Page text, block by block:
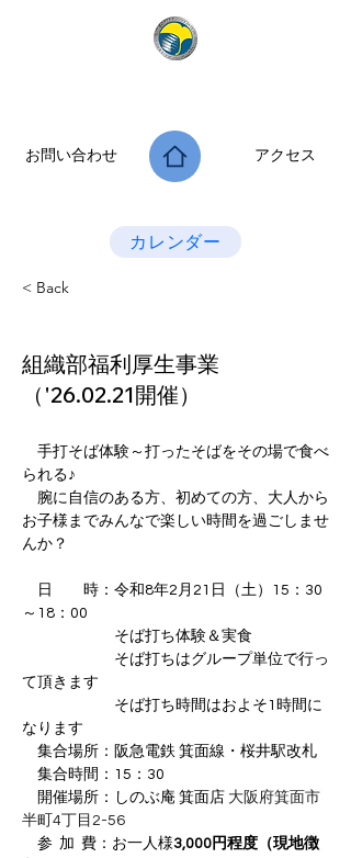
お問い合わせ アクセス
カレンダー
< Back
組織部福利厚生事業
（'26.02.21開催）
手打そば体験～打ったそばをその場で食べ
られる♪
腕に自信のある方、初めての方、大人から
お子様までみんなで楽しい時間を過ごしませ
んか？
日　　時：令和8年2月21日（土）15：30
～18：00
そば打ち体験＆実食
そば打ちはグループ単位で行っ
て頂きます
そば打ち時間はおよそ1時間に
なります
集合場所：阪急電鉄 箕面線・桜井駅改札
集合時間：15：30
開催場所：しのぶ庵 箕面店 大阪府箕面市
半町4丁目2-56
参  加  費：お一人様3,000円程度（現地徴